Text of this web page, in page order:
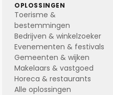
OPLOSSINGEN
Toerisme &
bestemmingen
Bedrijven & winkelzoeker
Evenementen & festivals
Gemeenten & wijken
Makelaars & vastgoed
Horeca & restaurants
Alle oplossingen